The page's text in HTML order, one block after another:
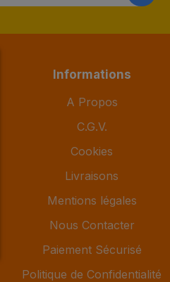
Informations
A Propos
C.G.V.
Cookies
Livraisons
Mentions légales
Nous Contacter
Paiement Sécurisé
Politique de Confidentialité